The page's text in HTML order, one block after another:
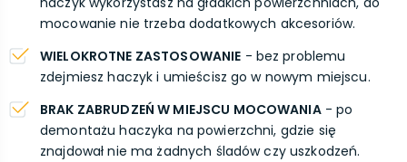
mocowanie nie trzeba dodatkowych akcesoriów.
WIELOKROTNE ZASTOSOWANIE - bez problemu
zdejmiesz haczyk i umieścisz go w nowym miejscu.
BRAK ZABRUDZEŃ W MIEJSCU MOCOWANIA- po
demontażu haczyka na powierzchni, gdzie się
znajdował nie ma żadnych śladów czy uszkodzeń.